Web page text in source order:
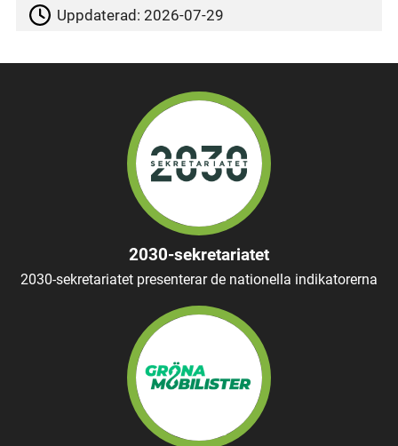
Uppdaterad:2026-07-29
2030-sekretariatet
2030-sekretariatet presenterar de nationella indikatorerna